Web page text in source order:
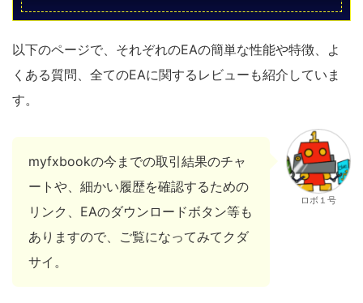
以下のページで、それぞれのEAの簡単な性能や特徴、よ
くある質問、全てのEAに関するレビューも紹介していま
す。
myfxbookの今までの取引結果のチャ
ートや、細かい履歴を確認するための
リンク、EAのダウンロードボタン等も
ありますので、ご覧になってみてクダ
サイ。
ロボ１号